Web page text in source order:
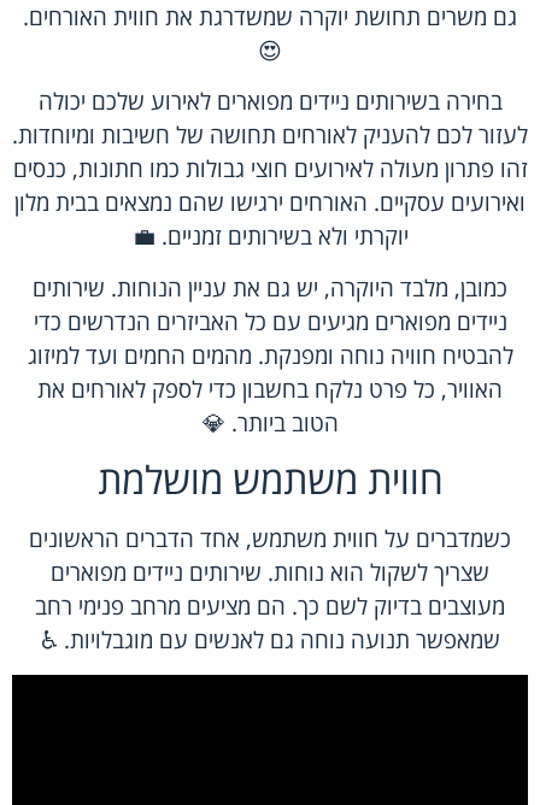
גם משרים תחושת יוקרה שמשדרגת את חווית האורחים.
😍
בחירה בשירותים ניידים מפוארים לאירוע שלכם יכולה
לעזור לכם להעניק לאורחים תחושה של חשיבות ומיוחדות.
זהו פתרון מעולה לאירועים חוצי גבולות כמו חתונות, כנסים
ואירועים עסקיים. האורחים ירגישו שהם נמצאים בבית מלון
יוקרתי ולא בשירותים זמניים. 💼
כמובן, מלבד היוקרה, יש גם את עניין הנוחות. שירותים
ניידים מפוארים מגיעים עם כל האביזרים הנדרשים כדי
להבטיח חוויה נוחה ומפנקת. מהמים החמים ועד למיזוג
האוויר, כל פרט נלקח בחשבון כדי לספק לאורחים את
הטוב ביותר. 💎
חווית משתמש מושלמת
כשמדברים על חווית משתמש, אחד הדברים הראשונים
שצריך לשקול הוא נוחות. שירותים ניידים מפוארים
מעוצבים בדיוק לשם כך. הם מציעים מרחב פנימי רחב
שמאפשר תנועה נוחה גם לאנשים עם מוגבלויות. ♿